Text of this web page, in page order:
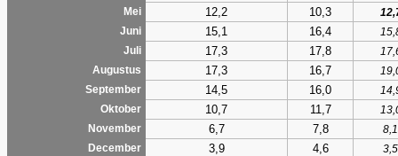
Mei 12,2 10,3
Juni
15,1 16,4
Juli
17,3 17,8
Augustus
17,3 16,7
September
14,5 16,0
Oktober
10,7 11,7
November
6,7 7,8
8,1
December
3,9 4,6 3,5